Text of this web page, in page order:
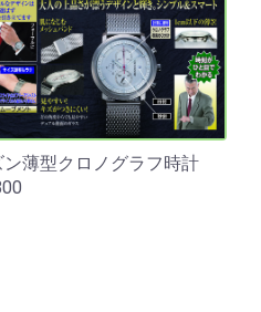
ン薄型クロノグラフ時計